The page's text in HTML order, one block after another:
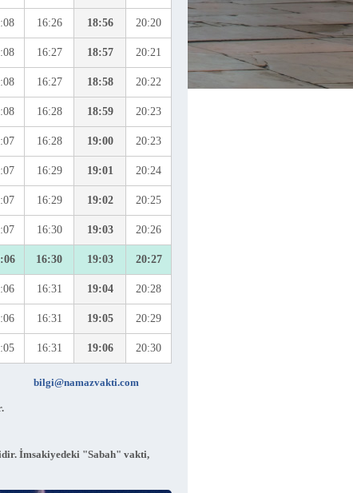
16:26 18:56 20:20
16:27 18:57 20:21
16:27 18:58 20:22
16:28 18:59 20:23
16:28 19:00 20:23
16:29 19:01 20:24
16:29 19:02 20:25
16:30 19:03 20:26
16:30 19:03 20:27
16:31 19:04 20:28
16:31 19:05 20:29
16:31 19:06 20:30
bilgi@namazvakti.com
İmsakiyedeki "Sabah" vakti,